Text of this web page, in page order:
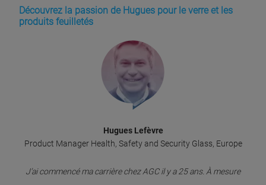
Découvrez la passion de Hugues pour le verre et les
produits feuilletés
Hugues Lefèvre
Product Manager Health, Safety and Security Glass, Europe
J’ai commencé ma carrière chez AGC il y a 25 ans. À mesure